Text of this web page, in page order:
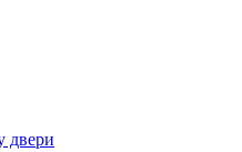
двери